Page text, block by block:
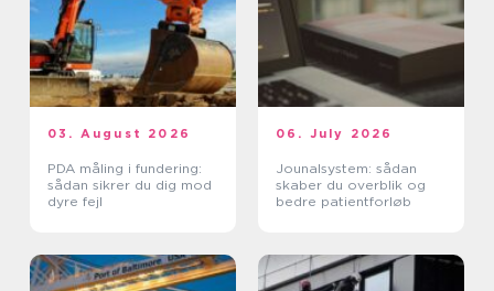
03. August 2026
PDA måling i fundering:
sådan sikrer du dig mod
dyre fejl
06. July 2026
Jounalsystem: sådan
skaber du overblik og
bedre patientforløb